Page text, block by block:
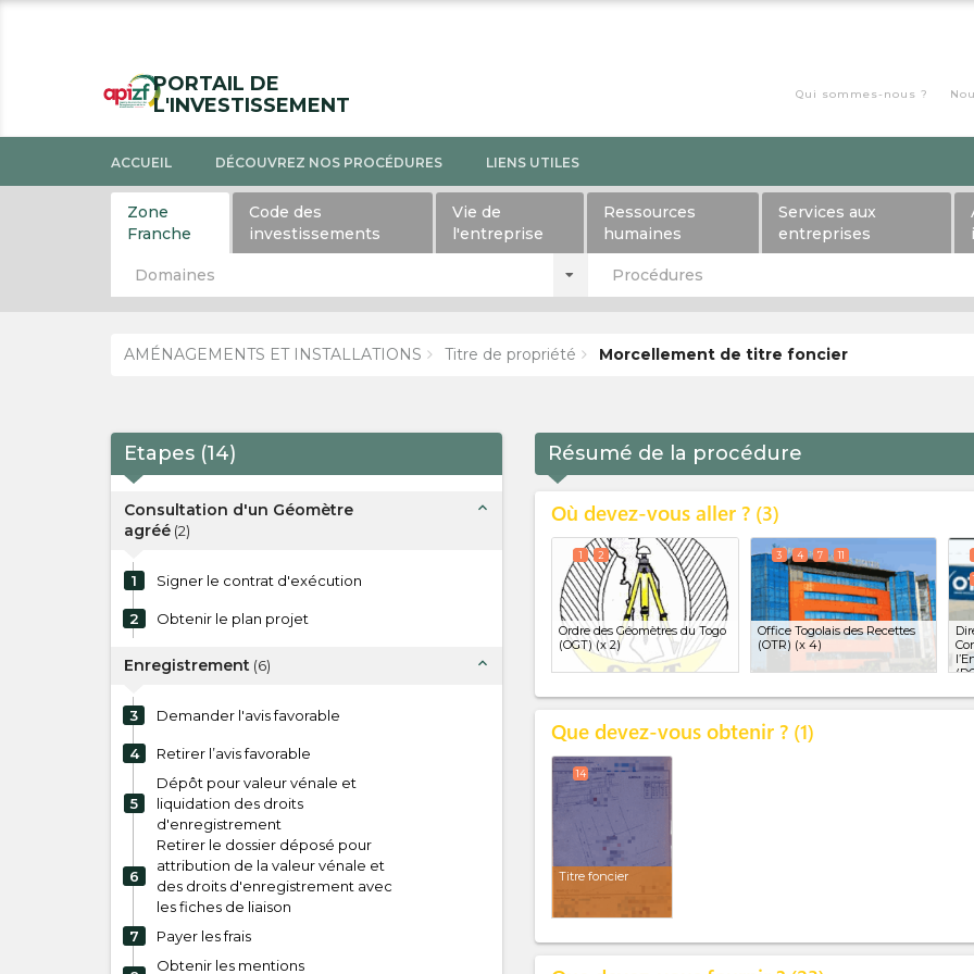
PORTAIL DE
L'INVESTISSEMENT
Qui sommes-nous ?
ACCUEIL DÉCOUVREZ NOS PROCÉDURES LIENS UTILES
Zone
Franche
Code des
investissements
Vie de
l'entreprise
Ressources
humaines
Services aux
entreprises
Domaines Procédures
AMÉNAGEMENTS ET INSTALLATIONS Titre de propriété Morcellement de titre foncier
Etapes (14)
Consultation d'un Géomètre
agréé (2)
expand_less
1 Signer le contrat d'exécution
2 Obtenir le plan projet
Enregistrement (6) expand_less
3 Demander l'avis favorable
4 Retirer l’avis favorable
5
Dépôt pour valeur vénale et
liquidation des droits
d'enregistrement
6
Retirer le dossier déposé pour
attribution de la valeur vénale et
des droits d'enregistrement avec
les fiches de liaison
7
Payer les frais
Obtenir les mentions
Résumé de la procédure
Où devez-vous aller ? 3
Ordre des Géomètres du Togo
(OGT)(x 2)
1 2
Office Togolais des Recettes
(OTR) (x 4)
3 4 7 11
Que devez-vous obtenir ? 1
Titre foncier
14